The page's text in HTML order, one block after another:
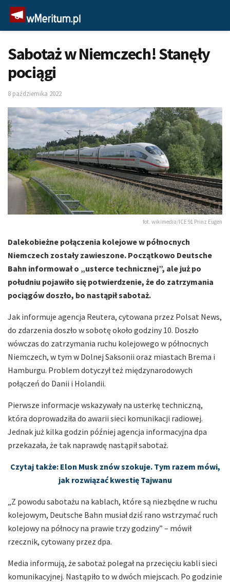
Sabotaż w Niemczech! Stanęły
pociągi
8 października 2022
fot. wikimedia/ICE 91 Prinz Eugen
Dalekobieżne połączenia kolejowe w północnych
Niemczech zostały zawieszone. Początkowo Deutsche
Bahn informował o „usterce technicznej”, ale już po
południu pojawiło się potwierdzenie, że do zatrzymania
pociągów doszło, bo nastąpił sabotaż.
Jak informuje agencja Reutera, cytowana przez Polsat News,
do zdarzenia doszło w sobotę około godziny 10. Doszło
wówczas do zatrzymania ruchu kolejowego w północnych
Niemczech, w tym w Dolnej Saksonii oraz miastach Brema i
Hamburgu. Problem dotyczył też międzynarodowych
połączeń do Danii i Holandii.
Pierwsze informacje wskazywały na usterkę techniczną,
która doprowadziła do awarii sieci komunikacji radiowej.
Jednak już kilka godzin później agencja informacyjna dpa
przekazała, że tak naprawdę nastąpił sabotaż.
Czytaj także: Elon Musk znów szokuje. Tym razem mówi,
jak rozwiązać kwestię Tajwanu
„Z powodu sabotażu na kablach, które są niezbędne w ruchu
kolejowym, Deutsche Bahn musiał dziś rano wstrzymać ruch
kolejowy na północy na prawie trzy godziny” – mówił
rzecznik, cytowany przez dpa.
Media informują, że sabotaż polegał na przecięciu kabli sieci
komunikacyjnej. Nastąpiło to w dwóch miejscach. Po godzinie